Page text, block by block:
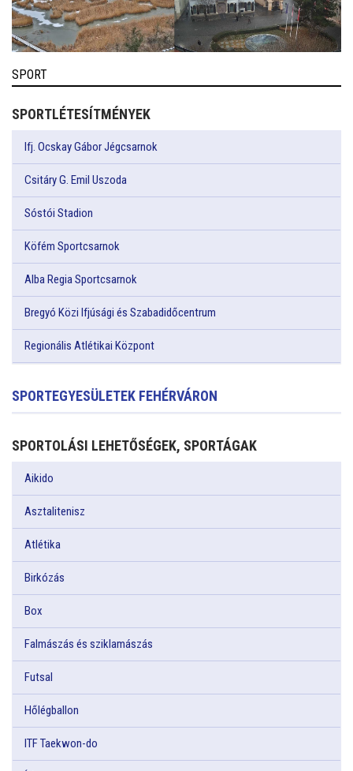
SPORT
SPORTLÉTESÍTMÉNYEK
Ifj. Ocskay Gábor Jégcsarnok
Csitáry G. Emil Uszoda
Sóstói Stadion
Köfém Sportcsarnok
Alba Regia Sportcsarnok
Bregyó Közi Ifjúsági és Szabadidőcentrum
Regionális Atlétikai Központ
SPORTEGYESÜLETEK FEHÉRVÁRON
SPORTOLÁSI LEHETŐSÉGEK, SPORTÁGAK
Aikido
Asztalitenisz
Atlétika
Birkózás
Box
Falmászás és sziklamászás
Futsal
Hőlégballon
ITF Taekwon-do